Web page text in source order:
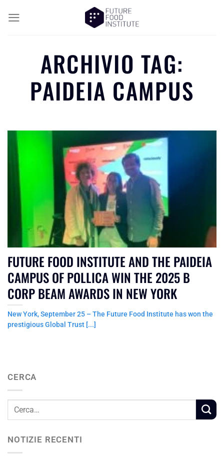
ARCHIVIO TAG:
PAIDEIA CAMPUS
FUTURE FOOD INSTITUTE AND THE PAIDEIA
CAMPUS OF POLLICA WIN THE 2025 B
CORP BEAM AWARDS IN NEW YORK
New York, September 25 – The Future Food Institute has won the
prestigious Global Trust [...]
CERCA
NOTIZIE RECENTI